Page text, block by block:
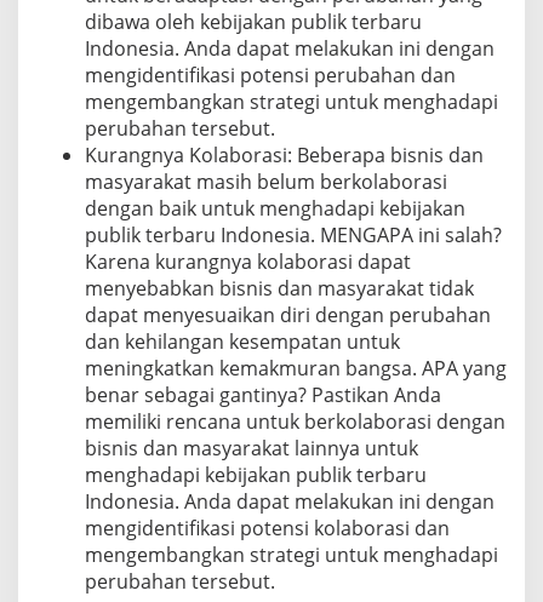
dibawa oleh kebijakan publik terbaru
Indonesia. Anda dapat melakukan ini dengan
mengidentifikasi potensi perubahan dan
mengembangkan strategi untuk menghadapi
perubahan tersebut.
Kurangnya Kolaborasi: Beberapa bisnis dan
masyarakat masih belum berkolaborasi
dengan baik untuk menghadapi kebijakan
publik terbaru Indonesia. MENGAPA ini salah?
Karena kurangnya kolaborasi dapat
menyebabkan bisnis dan masyarakat tidak
dapat menyesuaikan diri dengan perubahan
dan kehilangan kesempatan untuk
meningkatkan kemakmuran bangsa. APA yang
benar sebagai gantinya? Pastikan Anda
memiliki rencana untuk berkolaborasi dengan
bisnis dan masyarakat lainnya untuk
menghadapi kebijakan publik terbaru
Indonesia. Anda dapat melakukan ini dengan
mengidentifikasi potensi kolaborasi dan
mengembangkan strategi untuk menghadapi
perubahan tersebut.